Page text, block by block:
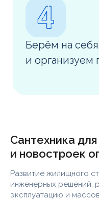
Сантехника
и новостроек
Развитие жилищного
инженерных решений,
эксплуатацию и